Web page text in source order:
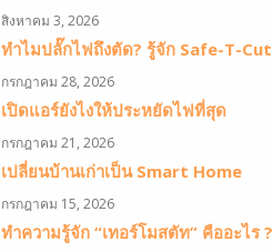
สิงหาคม 3, 2026
ทำไมปลั๊กไฟถึงตัด? รู้จัก Safe-T-Cut
กรกฎาคม 28, 2026
เปิดแอร์ยังไงให้ประหยัดไฟที่สุด
กรกฎาคม 21, 2026
เปลี่ยนบ้านเก่าเป็น Smart Home
กรกฎาคม 15, 2026
ทำความรู้จัก “เทอร์โมสตัท” คืออะไร ?